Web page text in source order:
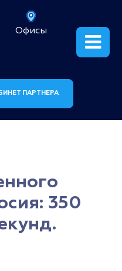
Офисы
ПАРТНЕРА
350